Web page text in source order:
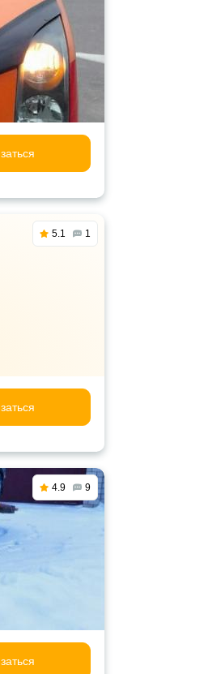
5.1 1
4.9 9